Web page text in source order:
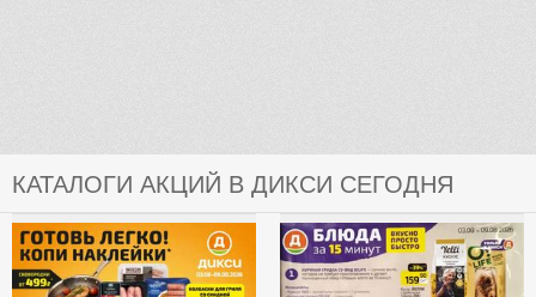
КАТАЛОГИ АКЦИЙ В ДИКСИ СЕГОДНЯ